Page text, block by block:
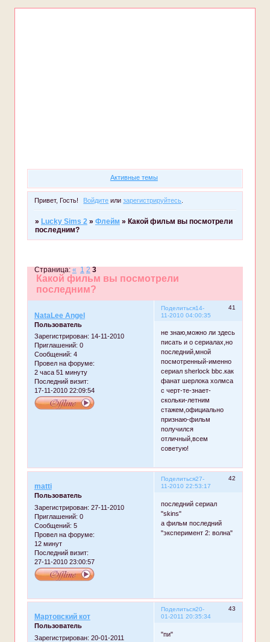
Активные темы
Привет, Гость! Войдите илизарегистрируйтесь.
» Lucky Sims 2 » Флейм » Какой фильм вы посмотрели
последним?
Какой фильм вы посмотрели
последним?
Страница: « 1 2 3
Поделиться 41
14-
11-2010 04:00:35
NataLee Angel
Пользователь
Зарегистрирован: 14-11-2010
Приглашений: 0
Сообщений: 4
Провел на форуме:
2 часа 51 минуту
Последний визит:
17-11-2010 22:09:54
не знаю,можно ли здесь
писать и о сериалах,но
последний,мной
посмотренный-именно
сериал sherlock bbc.как
фанат шерлока холмса
с черт-те-знает-
скольки-летним
стажем,официально
признаю-фильм
получился
отличный,всем
советую!
Поделиться 42
27-
11-2010 22:53:17
matti
Пользователь
Зарегистрирован: 27-11-2010
Приглашений: 0
Сообщений: 5
Провел на форуме:
12 минут
Последний визит:
27-11-2010 23:00:57
последний сериал
"skins"
а фильм последний
"эксперимент 2: волна"
Поделиться 43
20-
01-2011 20:35:34
Мартовский кот
Пользователь
Зарегистрирован: 20-01-2011
"пи"